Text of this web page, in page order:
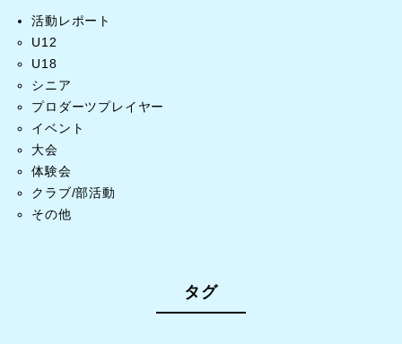
活動レポート
U12
U18
シニア
プロダーツプレイヤー
イベント
大会
体験会
クラブ/部活動
その他
タグ